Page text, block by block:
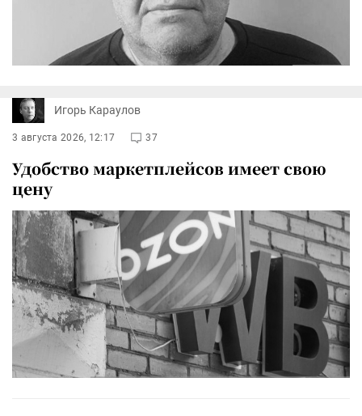
Игорь Караулов
3 августа 2026, 12:17 37
Удобство маркетплейсов имеет свою
цену